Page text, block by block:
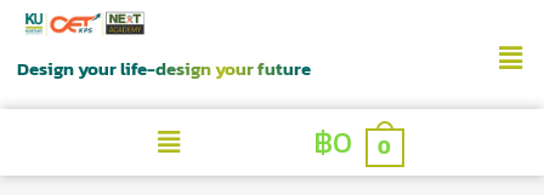
Design your life-design your future
฿0 0